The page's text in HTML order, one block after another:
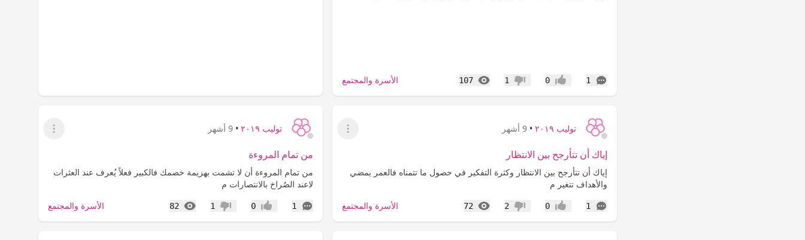
1
التعليقات إعجاب0 عدم إعجاب
1
107
المشاهدات الأسرة والمجتمع
توليب ٢٠١٩ • 9 أشهر
عرض القائمة
إياك أن تتأرجح بين الانتظار
‏إياك أن تتأرجح بين الانتظار وكثرة التفكير في حصول ما تتمناه فالعمر يمضي
والأهداف تتغير م
1
التعليقات إعجاب0 عدم إعجاب
2
72
المشاهدات الأسرة والمجتمع
توليب ٢٠١٩ • 9 أشهر
عرض القائمة
من تمام المروءة
‏من تمام المروءة‏ أن لا تشمت بهزيمة خصمك‏ فالكبير فعلاً يُعرف عند العثرات
‏لاعند الصُراخ بالانتصارات م
1
التعليقات إعجاب0 عدم إعجاب
1
82
المشاهدات الأسرة والمجتمع